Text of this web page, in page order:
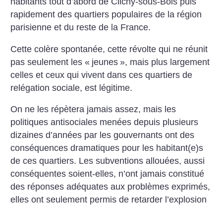
rapidement des quartiers populaires de la région
parisienne et du reste de la France.
Cette colère spontanée, cette révolte qui ne réunit
pas seulement les « jeunes », mais plus largement
celles et ceux qui vivent dans ces quartiers de
relégation sociale, est légitime.
On ne les répètera jamais assez, mais les
politiques antisociales menées depuis plusieurs
dizaines d’années par les gouvernants ont des
conséquences dramatiques pour les habitant(e)s
de ces quartiers. Les subventions allouées, aussi
conséquentes soient-elles, n’ont jamais constitué
des réponses adéquates aux problèmes exprimés,
elles ont seulement permis de retarder l’explosion